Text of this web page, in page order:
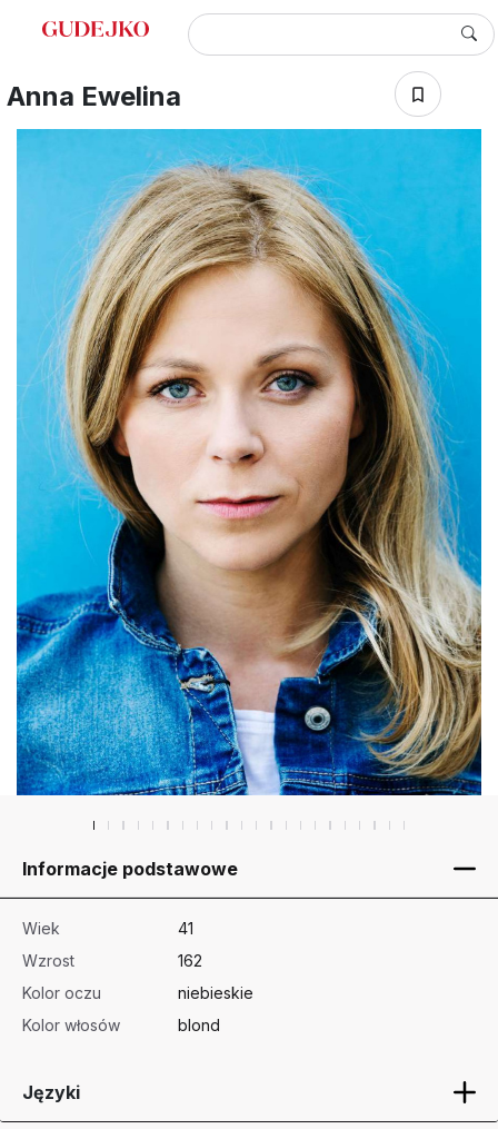
Anna Ewelina
Informacje podstawowe
Wiek
41
Wzrost
162
Kolor oczu
niebieskie
Kolor włosów
blond
Języki